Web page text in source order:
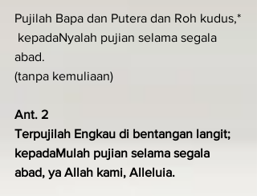
Pujilah Bapa dan Putera dan Roh kudus,*
abad.
(tanpa kemuliaan)
Ant. 2
Terpujilah Engkau di bentangan langit;
kepadaMulah pujian selama segala
abad, ya Allah kami, Alleluia.